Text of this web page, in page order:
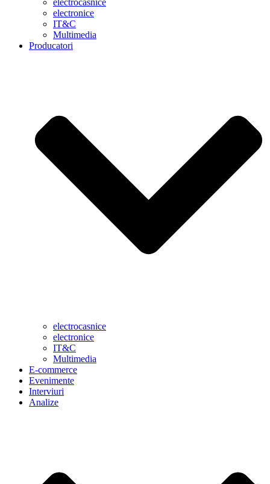
electrocasnice
electronice
IT&C
Multimedia
Producatori
electrocasnice
electronice
IT&C
Multimedia
E-commerce
Evenimente
Interviuri
Analize